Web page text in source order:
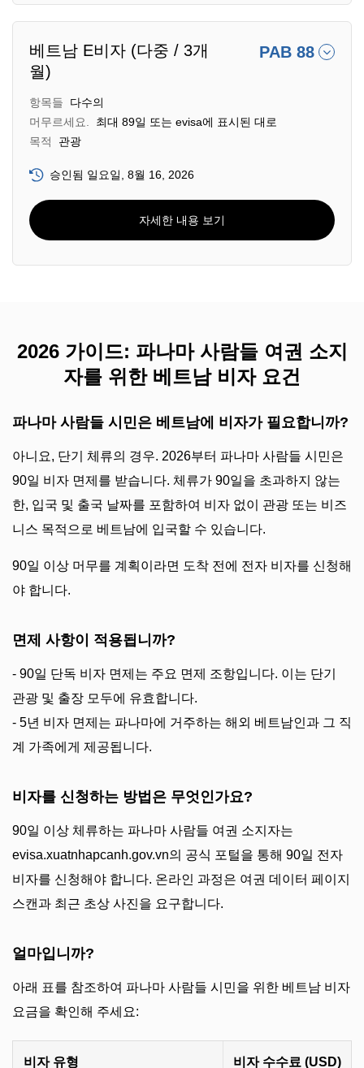
베트남 E비자 (다중 / 3개
월)
PAB 88
항목들
다수의
머무르세요.
최대 89일 또는 evisa에 표시된 대로
목적
관광
승인됨 일요일, 8월 16, 2026
자세한 내용 보기
2026 가이드: 파나마 사람들 여권 소지
자를 위한 베트남 비자 요건
파나마 사람들 시민은 베트남에 비자가 필요합니까?
아니요, 단기 체류의 경우. 2026부터 파나마 사람들 시민은
90일 비자 면제를 받습니다. 체류가 90일을 초과하지 않는
한, 입국 및 출국 날짜를 포함하여 비자 없이 관광 또는 비즈
니스 목적으로 베트남에 입국할 수 있습니다.
90일 이상 머무를 계획이라면 도착 전에 전자 비자를 신청해
야 합니다.
면제 사항이 적용됩니까?
- 90일 단독 비자 면제는 주요 면제 조항입니다. 이는 단기
관광 및 출장 모두에 유효합니다.
- 5년 비자 면제는 파나마에 거주하는 해외 베트남인과 그 직
계 가족에게 제공됩니다.
비자를 신청하는 방법은 무엇인가요?
90일 이상 체류하는 파나마 사람들 여권 소지자는
evisa.xuatnhapcanh.gov.vn의 공식 포털을 통해 90일 전자
비자를 신청해야 합니다. 온라인 과정은 여권 데이터 페이지
스캔과 최근 초상 사진을 요구합니다.
얼마입니까?
아래 표를 참조하여 파나마 사람들 시민을 위한 베트남 비자
요금을 확인해 주세요:
비자 유형 비자 수수료 (USD)